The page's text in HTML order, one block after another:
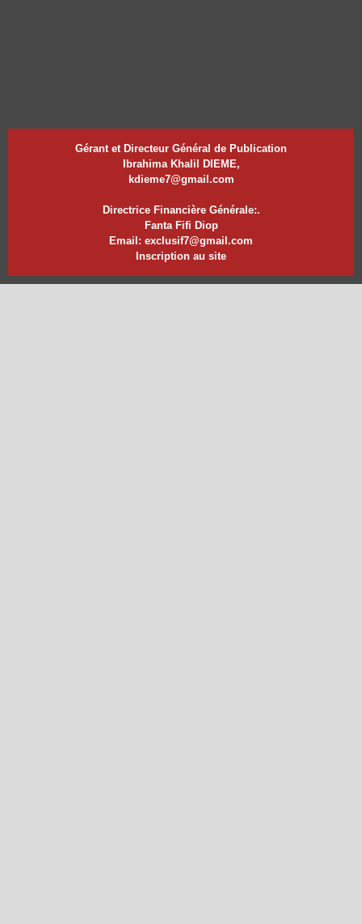
Gérant et Directeur Général de Publication
Ibrahima Khalil DIEME,
kdieme7@gmail.com
Directrice Financière Générale:.
Fanta Fifi Diop
Email: exclusif7@gmail.com
Inscription au site